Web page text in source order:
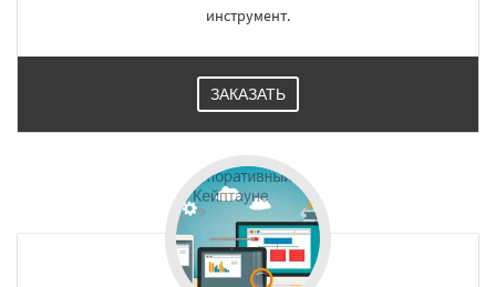
инструмент.
ЗАКАЗАТЬ